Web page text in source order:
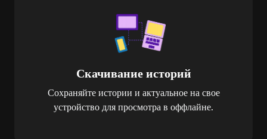
Скачивание историй
Сохраняйте истории и актуальное на свое
устройство для просмотра в оффлайне.